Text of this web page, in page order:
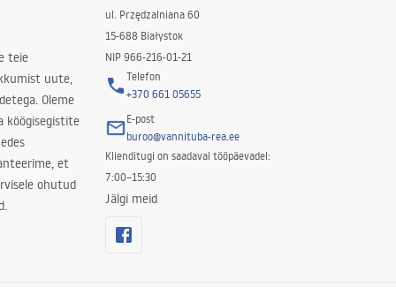
teie
uute,
Oleme
köögisegistite
et
ohutud
ul. Przędzalniana 60
15-688 Białystok
NIP 966-216-01-21
Telefon
+370 661 05655
E-post
buroo@vannituba-rea.ee
Klienditugi on saadaval tööpäevadel:
7:00–15:30
Jälgi meid